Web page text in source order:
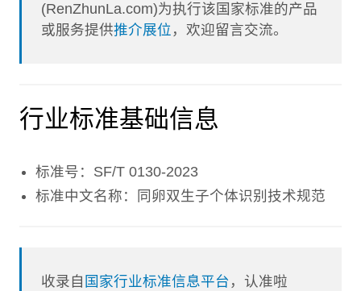
(RenZhunLa.com)为执行该国家标准的产品
或服务提供推介展位 ，欢迎留言交流。
行业标准基础信息
标准号：SF/T 0130-2023
标准中文名称：同卵双生子个体识别技术规范
收录自 国家行业标准信息平台 ，认准啦